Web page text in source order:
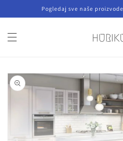
sadržaj
Pogledaj sve naše
informacija
o